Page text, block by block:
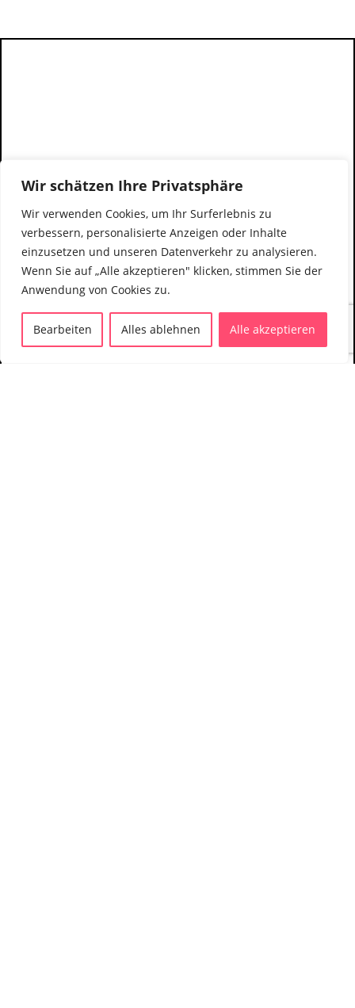
Wir schätzen Ihre Privatsphäre
Wir verwenden Cookies, um Ihr Surferlebnis zu
verbessern, personalisierte Anzeigen oder Inhalte
einzusetzen und unseren Datenverkehr zu analysieren.
Wenn Sie auf „Alle akzeptieren" klicken, stimmen Sie der
Anwendung von Cookies zu.
Bearbeiten Alles ablehnen Alle akzeptieren